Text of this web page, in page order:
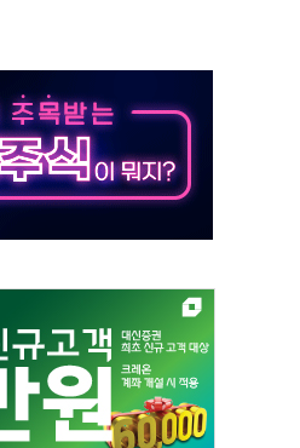
세 뚜렷
화 전략
잔액은 사상 최고
변수"